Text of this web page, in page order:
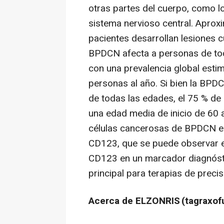
otras partes del cuerpo, como
sistema nervioso central.
pacientes desarrollan lesiones
BPDCN afecta a personas de
con una prevalencia global
personas al año. Si bien la
de todas las edades, el 75 %
una edad media de inicio de
células cancerosas de BPDCN
CD123, que se puede
CD123 en un marcador
principal para terapias de
Acerca de ELZONRIS